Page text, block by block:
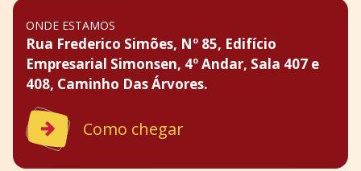
ONDE ESTAMOS
Rua Frederico Simões, Nº 85, Edifício
Empresarial Simonsen, 4º Andar, Sala 407 e
408, Caminho Das Árvores.
Como chegar